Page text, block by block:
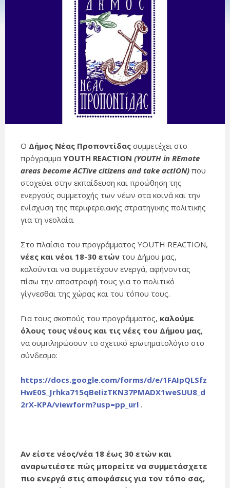
Ο Δήμος Νέας Προποντίδας συμμετέχει στο
πρόγραμμα YOUTH REACTION (YOUTH in REmote
areas become ACTive citizens and take actION) που
στοχεύει στην εκπαίδευση και προώθηση της
ενεργούς συμμετοχής των νέων στα κοινά και την
ενίσχυση της περιφερειακής στρατηγικής πολιτικής
για τη νεολαία.
Στο πλαίσιο του προγράμματος YOUTH REACTION,
νέες και νέοι 18-30 ετών του Δήμου μας,
καλούνται να συμμετέχουν ενεργά, αφήνοντας
πίσω την αποστροφή τους για το πολιτικό
γίγνεσθαι της χώρας και του τόπου τους.
Για τους σκοπούς του προγράμματος, καλούμε
όλους τους νέους και τις νέες του Δήμου μας,
να συμπληρώσουν το σχετικό ερωτηματολόγιο στο
σύνδεσμο:
https://docs.google.com/forms/d/e/1FAIpQLSfz
HwE0S_Jrhka715qBeIizTKN37PMADX1weSUU8_d
2rX-KPA/viewform?usp=pp_url .
Αν είστε νέος/νέα 18 έως 30 ετών και
αναρωτιέστε πώς μπορείτε να συμμετάσχετε
πιο ενεργά στις αποφάσεις για τον τόπο σας,